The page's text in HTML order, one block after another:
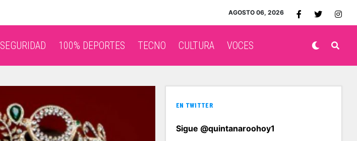
AGOSTO 06, 2026
SEGURIDAD 100% DEPORTES TECNO CULTURA VOCES
EN TWITTER
Sigue @quintanaroohoy1